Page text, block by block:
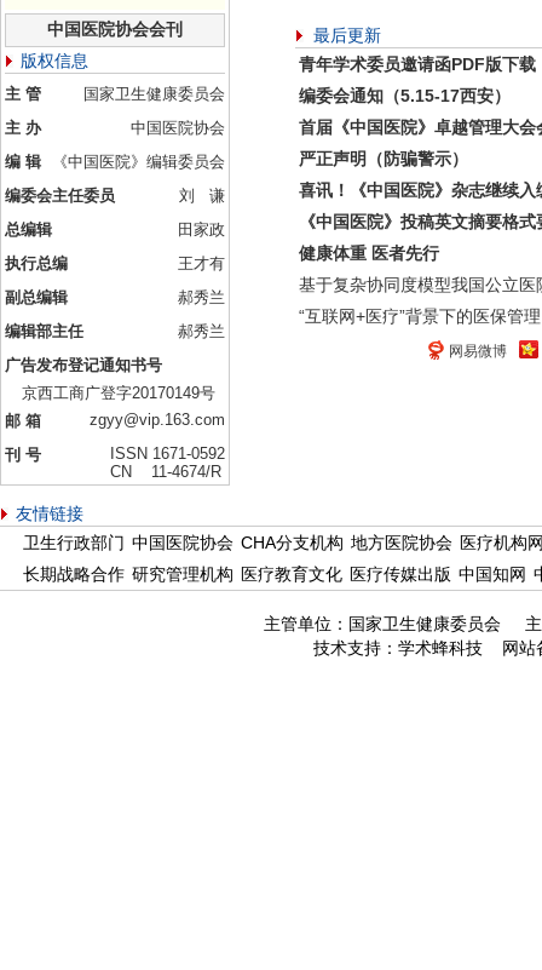
中国医院协会会刊
版权信息
主 管
国家卫生健康委员会
主 办
中国医院协会
编 辑
《中国医院》编辑委员会
编委会主任委员
刘 谦
总编辑
田家政
执行总编
王才有
副总编辑
郝秀兰
编辑部主任
郝秀兰
广告发布登记通知书号
京西工商广登字20170149号
邮 箱
zgyy@vip.163.com
刊 号
ISSN 1671-0592
CN 11-4674/R
最后更新
青年学术委员邀请函PDF版下载
编委会通知（5.15-17西安）
首届《中国医院》卓越管理大会
严正声明（防骗警示）
喜讯！《中国医院》杂志继续入
《中国医院》投稿英文摘要格式
健康体重 医者先行
基于复杂协同度模型我国公立医
“互联网+医疗”背景下的医保管理
网易微博
友情链接
卫生行政部门 中国医院协会 CHA分支机构 地方医院协会 医疗机构
长期战略合作 研究管理机构 医疗教育文化 医疗传媒出版 中国知网
主管单位：国家卫生健康委员会
技术支持：学术蜂科技 网站